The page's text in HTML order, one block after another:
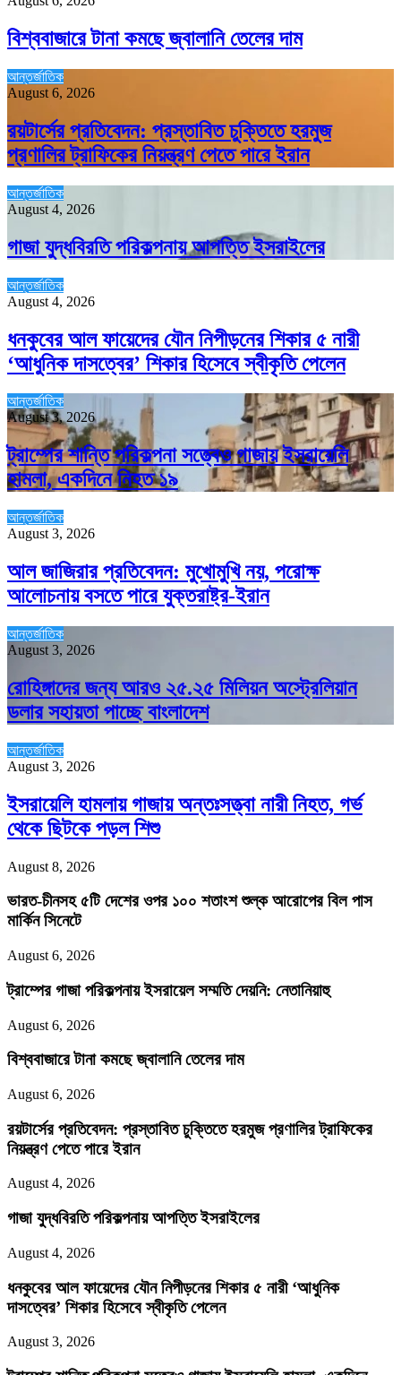
বিশ্ববাজারে টানা কমছে জ্বালানি তেলের দাম
আন্তর্জাতিক
August 6, 2026
রয়টার্সের প্রতিবেদন: প্রস্তাবিত চুক্তিতে হরমুজ
প্রণালির ট্রাফিকের নিয়ন্ত্রণ পেতে পারে ইরান
আন্তর্জাতিক
August 4, 2026
গাজা যুদ্ধবিরতি পরিকল্পনায় আপত্তি ইসরাইলের
আন্তর্জাতিক
August 4, 2026
ধনকুবের আল ফায়েদের যৌন নিপীড়নের শিকার ৫ নারী
‘আধুনিক দাসত্বের’ শিকার হিসেবে স্বীকৃতি পেলেন
আন্তর্জাতিক
August 3, 2026
ট্রাম্পের শান্তি পরিকল্পনা সত্ত্বেও গাজায় ইসরায়েলি
হামলা, একদিনে নিহত ১৯
আন্তর্জাতিক
August 3, 2026
আল জাজিরার প্রতিবেদন: মুখোমুখি নয়, পরোক্ষ
আলোচনায় বসতে পারে যুক্তরাষ্ট্র-ইরান
আন্তর্জাতিক
August 3, 2026
রোহিঙ্গাদের জন্য আরও ২৫.২৫ মিলিয়ন অস্ট্রেলিয়ান
ডলার সহায়তা পাচ্ছে বাংলাদেশ
আন্তর্জাতিক
August 3, 2026
ইসরায়েলি হামলায় গাজায় অন্তঃসত্ত্বা নারী নিহত, গর্ভ
থেকে ছিটকে পড়ল শিশু
August 8, 2026
ভারত-চীনসহ ৫টি দেশের ওপর ১০০ শতাংশ শুল্ক আরোপের বিল পাস
মার্কিন সিনেটে
August 6, 2026
ট্রাম্পের গাজা পরিকল্পনায় ইসরায়েল সম্মতি দেয়নি: নেতানিয়াহু
August 6, 2026
বিশ্ববাজারে টানা কমছে জ্বালানি তেলের দাম
August 6, 2026
রয়টার্সের প্রতিবেদন: প্রস্তাবিত চুক্তিতে হরমুজ প্রণালির ট্রাফিকের
নিয়ন্ত্রণ পেতে পারে ইরান
August 4, 2026
গাজা যুদ্ধবিরতি পরিকল্পনায় আপত্তি ইসরাইলের
August 4, 2026
ধনকুবের আল ফায়েদের যৌন নিপীড়নের শিকার ৫ নারী ‘আধুনিক
দাসত্বের’ শিকার হিসেবে স্বীকৃতি পেলেন
August 3, 2026